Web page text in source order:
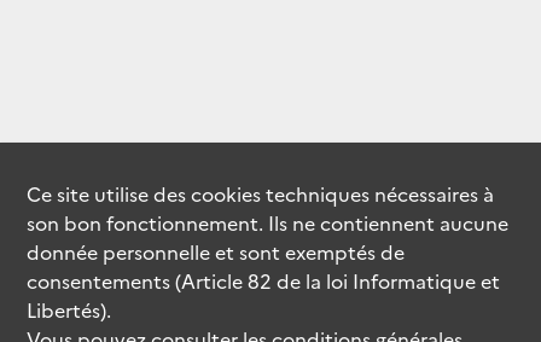
Ce site utilise descookiestechniques nécessaires à
son bon fonctionnement. Ils ne contiennent aucune
donnée personnelle et sont exemptés de
consentements (Article 82 de la loi Informatique et
Libertés).